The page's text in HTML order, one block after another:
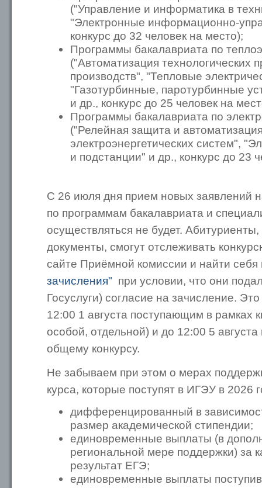
("Управление и информатика в
"Электронные информационно-
конкурс до 32 человек на место);
Программы бакалавриата по
("Автоматизация технологических
производств", "Тепловые
"Газотурбинные, паротурбинные
и др., конкурс до 25 человек на
Программы бакалавриата по
("Релейная защита и
электроэнергетических систем",
и подстанции" и др., конкурс до 23
С 26 июля дня прием новых заявлений
по программам бакалавриата и
осуществляться не будет.
документы, смогут отслеживать
сайте Приёмной комиссии и найти
зачисления" при условии, что они
Госуслуги) согласие на зачисление.
12:00 1 августа поступающим в рамках
особой, отдельной) и до 12:00 5
общему конкурсу.
Не забываем при этом о мерах
курса, которые поступят в ИГЭУ в 2026
дифференцированный в
размер академической стипендии;
единовременные выплаты (в
региональной мере поддержки) за
результат ЕГЭ;
единовременные выплаты